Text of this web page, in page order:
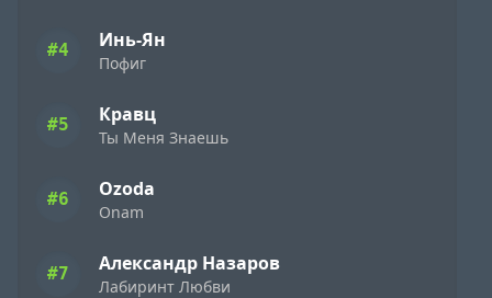
#4 Инь-Ян
Пофиг
#5 Кравц
Ты Меня Знаешь
#6 Ozoda
Onam
#7 Александр Назаров
Лабиринт Любви